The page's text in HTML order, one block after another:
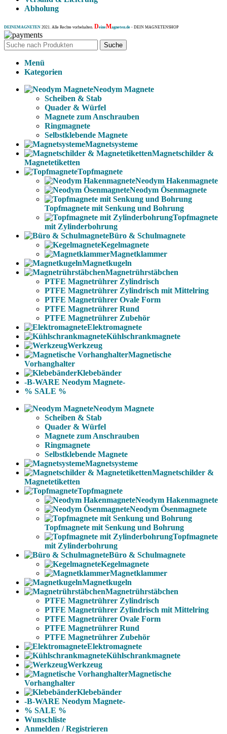
Abholung
DEINEMAGNETEN 2021. Alle Rechte vorbehalten. DeineMagneten.de - DEIN MAGNETENSHOP
Suche
Menü
Kategorien
Neodym Magnete
Scheiben & Stab
Quader & Würfel
Magnete zum Anschrauben
Ringmagnete
Selbstklebende Magnete
Magnetsysteme
Magnetschilder &
Magnetetiketten
Topfmagnete
Neodym Hakenmagnete
Neodym Ösenmagnete
Topfmagnete mit Senkung und Bohrung
Topfmagnete
mit Zylinderbohrung
Büro & Schulmagnete
Kegelmagnete
Magnetklammer
Magnetkugeln
Magnetrührstäbchen
PTFE Magnetrührer Zylindrisch
PTFE Magnetrührer Zylindrisch mit Mittelring
PTFE Magnetrührer Ovale Form
PTFE Magnetrührer Rund
PTFE Magnetrührer Zubehör
Elektromagnete
Kühlschrankmagnete
Werkzeug
Magnetische
Vorhanghalter
Klebebänder
-B-WARE Neodym Magnete-
% SALE %
Neodym Magnete
Scheiben & Stab
Quader & Würfel
Magnete zum Anschrauben
Ringmagnete
Selbstklebende Magnete
Magnetsysteme
Magnetschilder &
Magnetetiketten
Topfmagnete
Neodym Hakenmagnete
Neodym Ösenmagnete
Topfmagnete mit Senkung und Bohrung
Topfmagnete
mit Zylinderbohrung
Büro & Schulmagnete
Kegelmagnete
Magnetklammer
Magnetkugeln
Magnetrührstäbchen
PTFE Magnetrührer Zylindrisch
PTFE Magnetrührer Zylindrisch mit Mittelring
PTFE Magnetrührer Ovale Form
PTFE Magnetrührer Rund
PTFE Magnetrührer Zubehör
Elektromagnete
Kühlschrankmagnete
Werkzeug
Magnetische
Vorhanghalter
Klebebänder
-B-WARE Neodym Magnete-
% SALE %
Wunschliste
Anmelden / Registrieren